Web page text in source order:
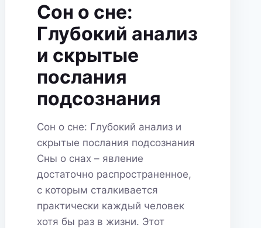
Сон о сне:
Глубокий анализ
и скрытые
послания
подсознания
Сон о сне: Глубокий анализ и
скрытые послания подсознания
Сны о снах – явление
достаточно распространенное,
с которым сталкивается
практически каждый человек
хотя бы раз в жизни. Этот